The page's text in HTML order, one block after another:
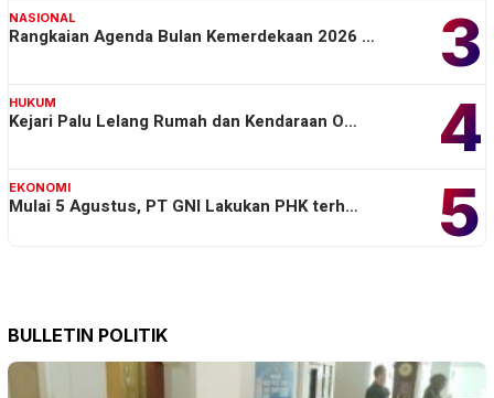
3
NASIONAL
Rangkaian Agenda Bulan Kemerdekaan 2026 …
4
HUKUM
Kejari Palu Lelang Rumah dan Kendaraan O…
5
EKONOMI
Mulai 5 Agustus, PT GNI Lakukan PHK terh…
BULLETIN POLITIK